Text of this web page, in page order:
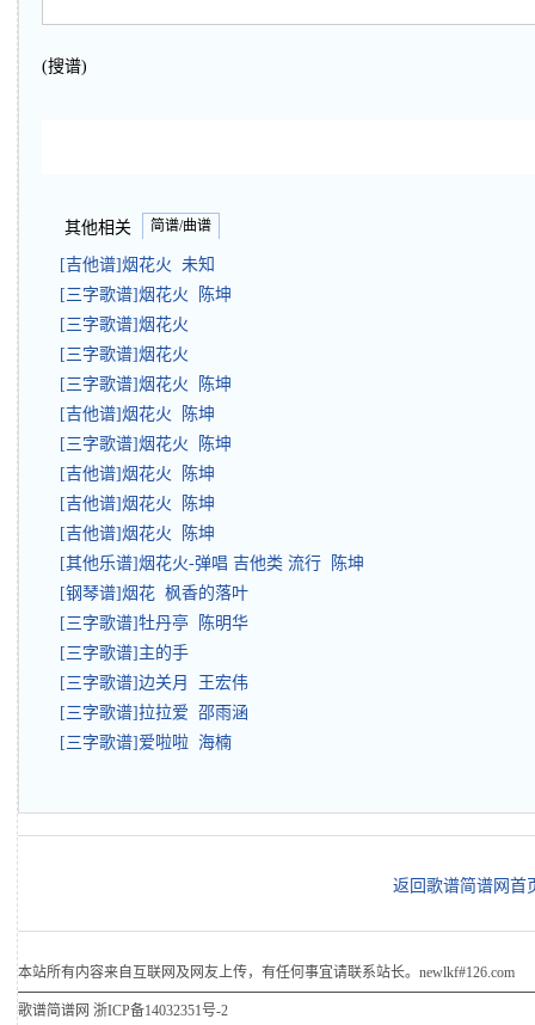
(搜谱)
其他相关 简谱/曲谱
[吉他谱]烟花火 未知
[三字歌谱]烟花火 陈坤
[三字歌谱]烟花火
[三字歌谱]烟花火
[三字歌谱]烟花火 陈坤
[吉他谱]烟花火 陈坤
[三字歌谱]烟花火 陈坤
[吉他谱]烟花火 陈坤
[吉他谱]烟花火 陈坤
[吉他谱]烟花火 陈坤
[其他乐谱]烟花火-弹唱 吉他类 流行 陈坤
[钢琴谱]烟花 枫香的落叶
[三字歌谱]牡丹亭 陈明华
[三字歌谱]主的手
[三字歌谱]边关月 王宏伟
[三字歌谱]拉拉爱 邵雨涵
[三字歌谱]爱啦啦 海楠
返回歌谱简谱网首
本站所有内容来自互联网及网友上传，有任何事宜请联系站长。newlkf#126.com
歌谱简谱网 浙ICP备14032351号-2